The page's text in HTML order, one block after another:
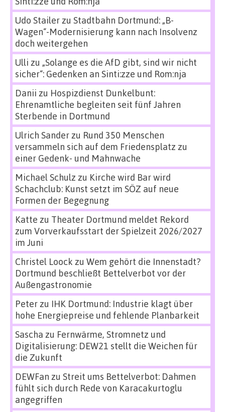
Udo Stailerzu Stadtbahn Dortmund: „B-
Wagen“-Modernisierung kann nach Insolvenz
doch weitergehen
Ulli zu „Solange es die AfD gibt, sind wir nicht
sicher“: Gedenken an Sinti:zze und Rom:nja
Danii zu Hospizdienst Dunkelbunt:
Ehrenamtliche begleiten seit fünf Jahren
Sterbende in Dortmund
Ulrich Sanderzu Rund 350 Menschen
versammeln sich auf dem Friedensplatz zu
einer Gedenk- und Mahnwache
Michael Schulz zu Kirche wird Bar wird
Schachclub: Kunst setzt im SÖZ auf neue
Formen der Begegnung
Katte zu Theater Dortmund meldet Rekord
zum Vorverkaufsstart der Spielzeit 2026/2027
im Juni
Christel Loock zu Wem gehört die Innenstadt?
Dortmund beschließt Bettelverbot vor der
Außengastronomie
Peterzu IHK Dortmund: Industrie klagt über
hohe Energiepreise und fehlende Planbarkeit
Sascha zu Fernwärme, Stromnetz und
Digitalisierung: DEW21 stellt die Weichen für
die Zukunft
DEWFan zu Streit ums Bettelverbot: Dahmen
fühlt sich durch Rede von Karacakurtoglu
angegriffen